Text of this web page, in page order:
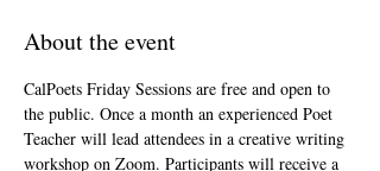
About the event
CalPoets Friday Sessions are free and open to
the public. Once a month an experienced Poet
Teacher will lead attendees in a creative writing
workshop on Zoom. Participants will receive a